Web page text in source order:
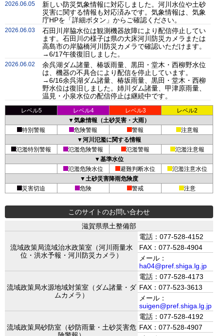
2026.06.05
新しい防災気象情報に対応しました。河川水位や土砂
災害に関する情報も対応済みです。気象情報は、気象
庁HPを「詳細ボタン」からご確認ください。
2026.06.03
石田川岸脇水位は観測機器故障により配信停止してい
ます。石田川の様子は県の大床河川防災カメラまたは
高島市の岸脇橋河川防災カメラで確認いただけます。
→6/17午後復旧しました。
2026.06.02
余呉湖ダム諸量、椿坂雨量、黒田・堂木・西柳野水位
は、機器の不具合により配信を停止しています。
→6/16余呉湖ダム諸量、椿坂雨量、黒田・堂木・西柳
野水位は復旧しました。姉川ダム諸量、甲津原雨量、
温見・小泉水位の配信停止は継続中です。
レベル5 レベル4 レベル3
レベル2
▼気象情報（土砂災害・大雨）
特別警報
危険警報 警報
注意報
▼河川氾濫に関する情報
氾濫特別警報
氾濫危険警報 氾濫警報
氾濫注意報
▼基準水位
氾濫危険水位
避難判断水位
氾濫注意水位
▼土砂災害降雨危険度
災害切迫
危険 警戒 注意
このサイトのお問い合わせ
滋賀県県土整備部
流域政策局流域治水政策室（河川雨量水
位・洪水予報・河川防災カメラ）
電話：077-528-4152
FAX：077-528-4904
メール：
ha04@pref.shiga.lg.jp
流域政策局水源地域対策室（ダム諸量・ダ
ムカメラ）
電話：077-528-4173
FAX：077-523-3613
メール：
suigen@pref.shiga.lg.jp
流域政策局砂防室（砂防雨量・土砂災害危
電話：077-528-4192
FAX：077-528-4907